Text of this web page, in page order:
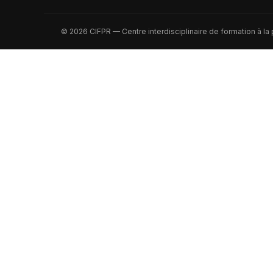
© 2026 CIFPR — Centre interdisciplinaire de formation à la